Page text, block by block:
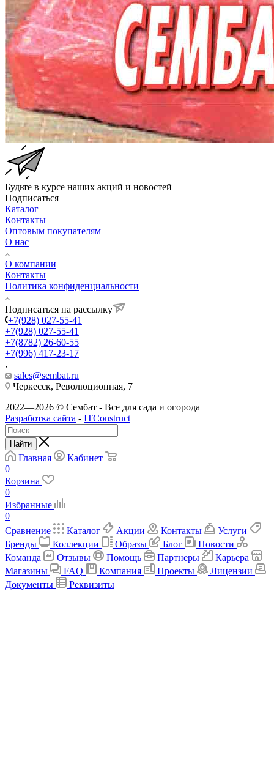
Будьте в курсе наших акций и новостей
Подписаться
Каталог
Контакты
Оптовым покупателям
О нас
О компании
Контакты
Политика конфиденциальности
Подписаться на рассылку
+7(928) 027-55-41
+7(928) 027-55-41
+7(8782) 26-60-55
+7(996) 417-23-17
sales@sembat.ru
Черкесск, Революционная, 7
2022—2026 © Сембат - Все для сада и огорода
Разработка сайта - ITConstruct
Найти
Главная
Кабинет
0
Корзина
0
Избранные
0
Сравнение
Каталог Акции Контакты
Услуги
Бренды
Коллекции Образы Блог
Новости
Команда
Отзывы Помощь Партнеры
Карьера
Магазины
FAQ Компания Проекты
Лицензии
Документы
Реквизиты